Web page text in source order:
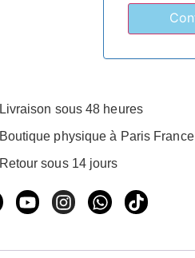
Livraison sous 48 heures
Boutique physique à Paris France
Retour sous 14 jours